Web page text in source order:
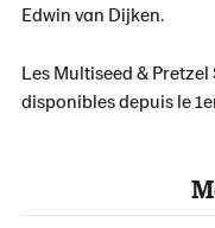
Edwin van Dijken.
Les Multiseed &
disponibles depuis le